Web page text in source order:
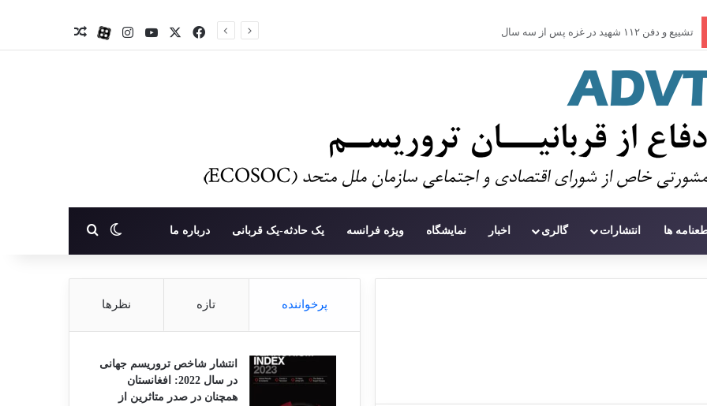
سوءاستفاده تروریست‌ها از زنان به عنوان سلاح فیس بوکیوتیوباینستاگرام
آپاراتنوشته تصادفی
ها انتشارات گالری اخبار نمایشگاه ویژه فرانسه یک حادثه-یک قربانی درباره ما تغییر پوسته
جستجو برای
پرخواننده تازه نظرها
انتشار شاخص تروریسم جهانی
در سال 2022: افغانستان
همچنان در صدر متاثرین از